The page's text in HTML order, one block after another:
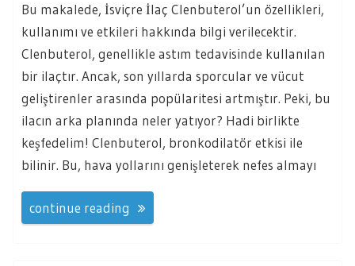
Bu makalede, İsviçre İlaç Clenbuterol’un özellikleri,
kullanımı ve etkileri hakkında bilgi verilecektir.
Clenbuterol, genellikle astım tedavisinde kullanılan
bir ilaçtır. Ancak, son yıllarda sporcular ve vücut
geliştirenler arasında popülaritesi artmıştır. Peki, bu
ilacın arka planında neler yatıyor? Hadi birlikte
keşfedelim! Clenbuterol, bronkodilatör etkisi ile
bilinir. Bu, hava yollarını genişleterek nefes almayı
continue reading